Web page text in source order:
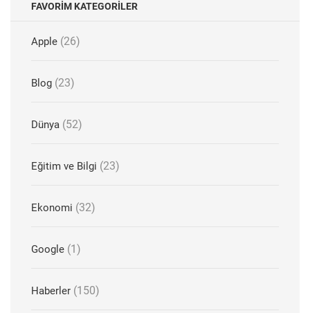
FAVORIM KATEGORILER
Apple (26)
Blog (23)
Dünya (52)
Eğitim ve Bilgi (23)
Ekonomi (32)
Google (1)
Haberler (150)